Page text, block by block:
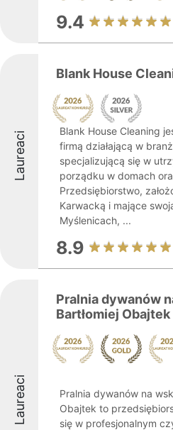
9.4
Laureaci
Blank House
Blank House Cleaning
firmą działającą w
specjalizującą się w
porządku w domach
Przedsiębiorstwo,
Karwacką i mające
Myślenicach, ...
8.9
Laureaci
Pralnia dywanów
Bartłomiej Obajtek
Pralnia dywanów na
Obajtek to
się w profesjonalnym